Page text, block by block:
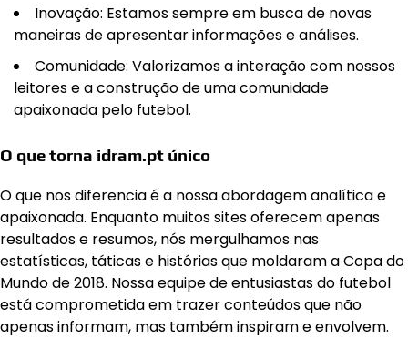
Inovação: Estamos sempre em busca de novas
maneiras de apresentar informações e análises.
Comunidade: Valorizamos a interação com nossos
leitores e a construção de uma comunidade
apaixonada pelo futebol.
O que torna idram.pt único
O que nos diferencia é a nossa abordagem analítica e
apaixonada. Enquanto muitos sites oferecem apenas
resultados e resumos, nós mergulhamos nas
estatísticas, táticas e histórias que moldaram a Copa do
Mundo de 2018. Nossa equipe de entusiastas do futebol
está comprometida em trazer conteúdos que não
apenas informam, mas também inspiram e envolvem.